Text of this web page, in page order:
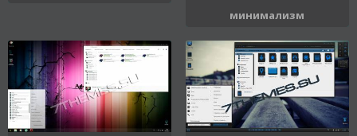
минимализм